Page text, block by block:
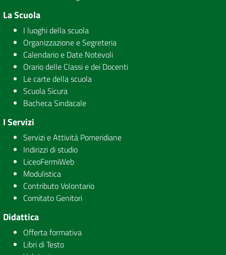
La Scuola
I luoghi della scuola
Organizzazione e Segreteria
Calendario e Date Notevoli
Orario delle Classi e dei Docenti
Le carte della scuola
Scuola Sicura
Bacheca Sindacale
I Servizi
Servizi e Attività Pomeridiane
Indirizzi di studio
LiceoFermiWeb
Modulistica
Contributo Volontario
Comitato Genitori
Didattica
Offerta formativa
Libri di Testo